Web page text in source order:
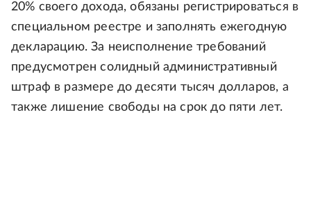
20% своего дохода, обязаны регистрироваться в
специальном реестре и заполнять ежегодную
декларацию. За неисполнение требований
предусмотрен солидный административный
штраф в размере до десяти тысяч долларов, а
также лишение свободы на срок до пяти лет.